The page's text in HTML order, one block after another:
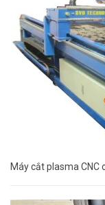
Máy cắt plasma CNC